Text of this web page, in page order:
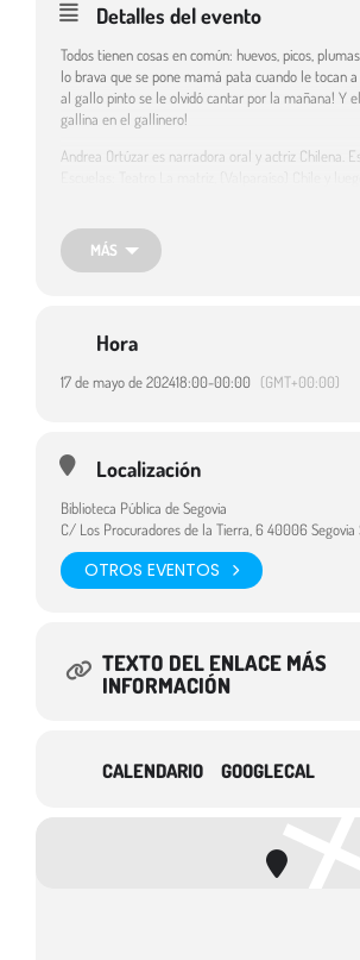
Detalles del evento
Todos tienen cosas en común: huevos, picos,
lo brava que se pone mamá pata cuando le tocan
al gallo pinto se le olvidó cantar por la mañana! Y
gallina en el gallinero!
Andrea Ortúzar es narradora oral y actriz Chilena.
En el 2008 los cuentos se cruzaron en su camino en
cuentos, desde ese día no ha parado de contar…
MÁS
Hora
17 de mayo de 202418:00-00:00 (GMT+00:00)
Localización
Biblioteca Pública de Segovia
C/ Los Procuradores de la Tierra, 6 40006 Segovia
OTROS EVENTOS
TEXTO DEL ENLACE MÁS
INFORMACIÓN
CALENDARIO GOOGLECAL